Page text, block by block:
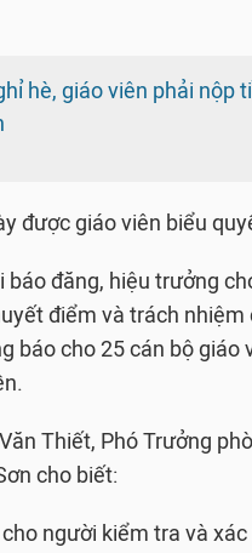
hè, giáo viên phải nộp
được giáo viên biểu
báo đăng, hiệu trưởng
điểm và trách nhiệm
báo cho 25 cán bộ giáo
Thiết, Phó Trưởng
cho biết:
cho người kiểm tra và